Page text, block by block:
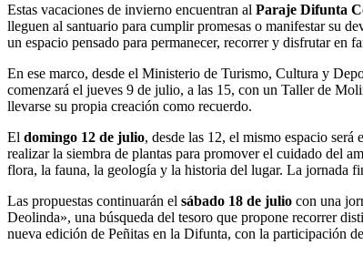
Estas vacaciones de invierno encuentran al Paraje Difunta
lleguen al santuario para cumplir promesas o manifestar su
un espacio pensado para permanecer, recorrer y disfrutar en
En ese marco, desde el Ministerio de Turismo, Cultura y
comenzará el jueves 9 de julio, a las 15, con un Taller de
llevarse su propia creación como recuerdo.
El domingo 12 de julio, desde las 12, el mismo espacio
realizar la siembra de plantas para promover el cuidado del
flora, la fauna, la geología y la historia del lugar. La jornada
Las propuestas continuarán el sábado 18 de julio con una
Deolinda», una búsqueda del tesoro que propone recorrer
nueva edición de Peñitas en la Difunta, con la participación